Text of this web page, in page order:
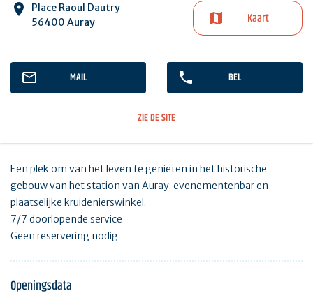
Place Raoul Dautry
56400 Auray
Kaart
MAIL BEL
ZIE DE SITE
Een plek om van het leven te genieten in het historische
gebouw van het station van Auray: evenementenbar en
plaatselijke kruidenierswinkel.
7/7 doorlopende service
Geen reservering nodig
Openingsdata